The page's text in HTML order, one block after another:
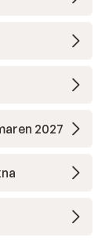
2027